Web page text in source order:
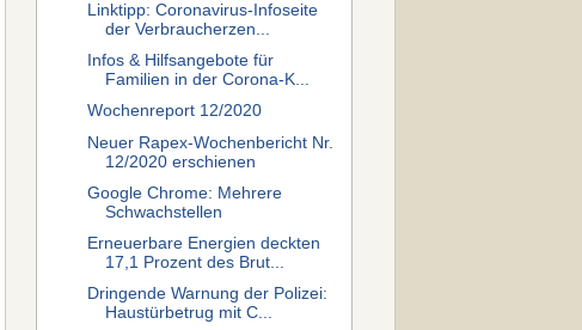
Linktipp: Coronavirus-Infoseite
der Verbraucherzen...
Infos & Hilfsangebote für
Familien in der Corona-K...
Wochenreport 12/2020
Neuer Rapex-Wochenbericht Nr.
12/2020 erschienen
Google Chrome: Mehrere
Schwachstellen
Erneuerbare Energien deckten
17,1 Prozent des Brut...
Dringende Warnung der Polizei:
Haustürbetrug mit C...